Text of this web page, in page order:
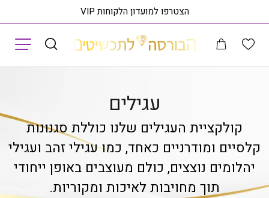
הצטרפו למועדון הלקוחות VIP
עגילים
קולקציית העגילים שלנו כוללת סגנונות
קלסיים ומודרניים כאחד, כמו עגילי זהב ועגילי
יהלומים נוצצים, כולם מעוצבים באופן ייחודי
תוך מחויבות לאיכות ומקוריות.